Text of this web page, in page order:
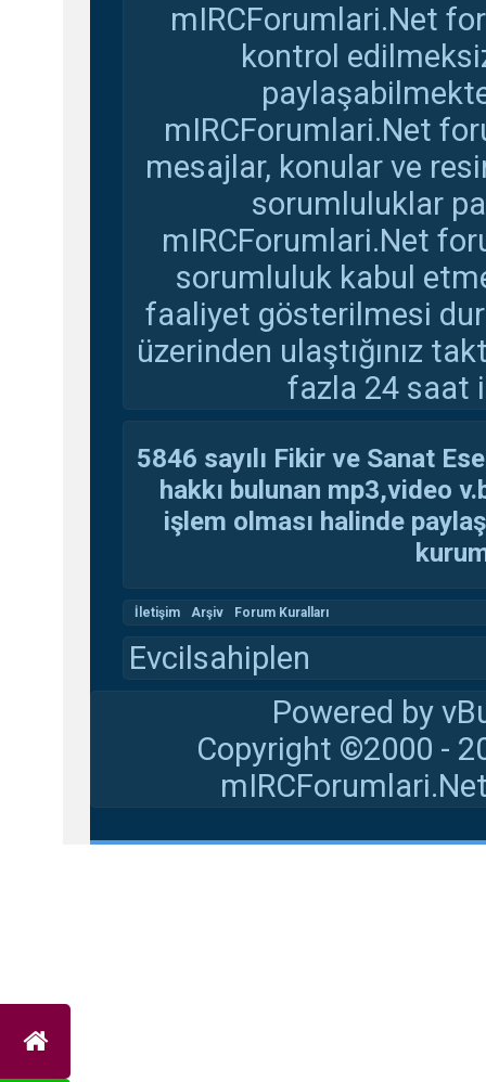
mIRCForumlari.Net
kontrol
mIRCForumlari.Net
mesajlar, konular ve
sorumluluklar
mIRCForumlari.Net
sorumluluk kabul
faaliyet gösterilmesi
üzerinden ulaştığınız
fazla 24 saat
5846 sayılı Fikir ve Sanat
hakkı bulunan mp3,video
işlem olması halinde
İletişim Arşiv Forum Kuralları
Evcilsahiplen
Powered by
Copyright ©2000 -